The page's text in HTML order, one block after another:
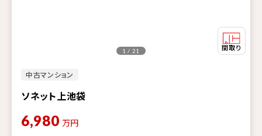
中古マンション
ソネット上池袋
1 / 21
6,980 万円